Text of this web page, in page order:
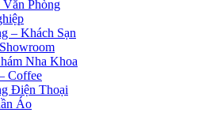
Phòng
– Khách Sạn
Nha Khoa
Coffee
Điện Thoại
Áo